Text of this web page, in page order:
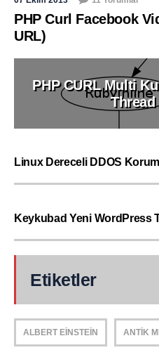
PHP Curl Facebook
URL)
PHP CURL Multi
Thread
Linux Dereceli DDOS
Keykubad Yeni WordPress
Etiketler
ALBERT EINSTEIN ANTIK